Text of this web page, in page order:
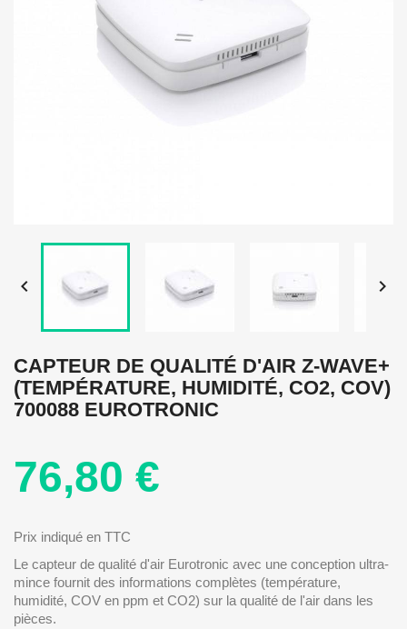
 
CAPTEUR DE QUALITÉ D'AIR Z-WAVE+
(TEMPÉRATURE, HUMIDITÉ, CO2, COV)
700088 EUROTRONIC
76,80 €
Prix indiqué en TTC
Le capteur de qualité d'air Eurotronic avec une conception ultra-
mince fournit des informations complètes (température,
humidité, COV en ppm et CO2) sur la qualité de l'air dans les
pièces.